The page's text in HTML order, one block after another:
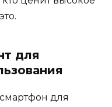
для
для